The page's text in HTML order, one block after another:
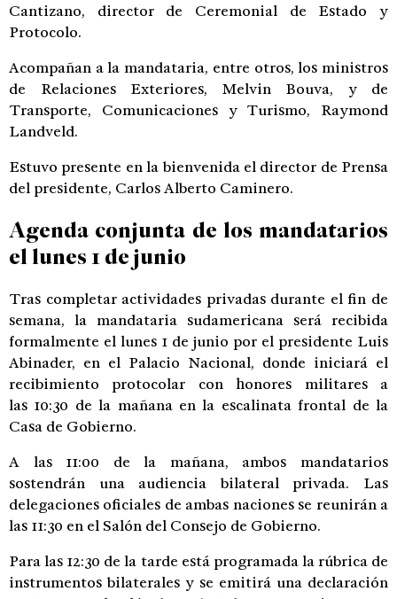
Cantizano, director de Ceremonial de Estado y
Protocolo.
Acompañan a la mandataria, entre otros, los ministros
de Relaciones Exteriores, Melvin Bouva, y de
Transporte, Comunicaciones y Turismo, Raymond
Landveld.
Estuvo presente en la bienvenida el director de Prensa
del presidente, Carlos Alberto Caminero.
Agenda conjunta de los mandatarios
el lunes 1 de junio
Tras completar actividades privadas durante el fin de
semana, la mandataria sudamericana será recibida
formalmente el lunes 1 de junio por el presidente Luis
Abinader, en el Palacio Nacional, donde iniciará el
recibimiento protocolar con honores militares a
las 10:30 de la mañana en la escalinata frontal de la
Casa de Gobierno.
A las 11:00 de la mañana, ambos mandatarios
sostendrán una audiencia bilateral privada. Las
delegaciones oficiales de ambas naciones se reunirán a
las 11:30 en el Salón del Consejo de Gobierno.
Para las 12:30 de la tarde está programada la rúbrica de
instrumentos bilaterales y se emitirá una declaración